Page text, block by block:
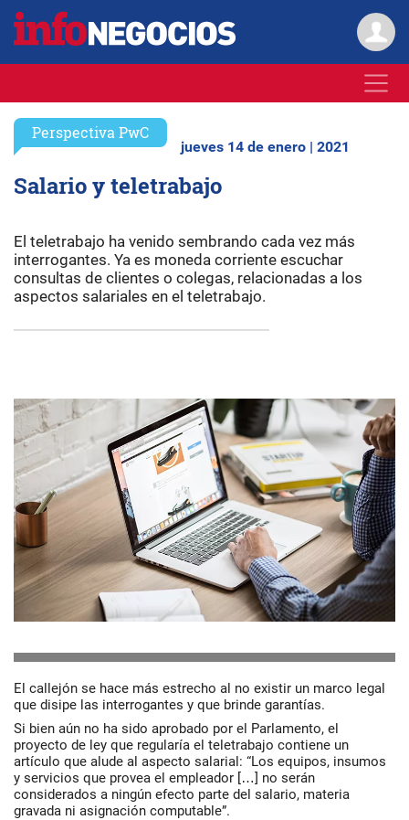
Perspectiva PwC
jueves 14 de enero | 2021
Salario y teletrabajo
El teletrabajo ha venido sembrando cada vez más
interrogantes. Ya es moneda corriente escuchar
consultas de clientes o colegas, relacionadas a los
aspectos salariales en el teletrabajo.
El callejón se hace más estrecho al no existir un marco legal
que disipe las interrogantes y que brinde garantías.
Si bien aún no ha sido aprobado por el Parlamento, el
proyecto de ley que regularía el teletrabajo contiene un
artículo que alude al aspecto salarial: “Los equipos, insumos
y servicios que provea el empleador […] no serán
considerados a ningún efecto parte del salario, materia
gravada ni asignación computable”.